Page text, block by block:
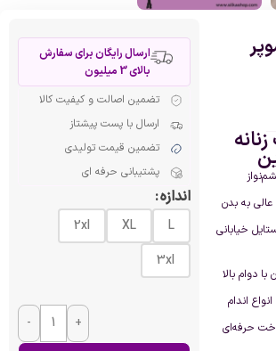
به بدن
خیابانی
دوام بالا
اندام
حرفه‌ای
ارسال رایگان برای سفارش
بالای 3 میلیون
تضمین اصالت و کیفیت کالا
ارسال با پست پیشتاز
تضمین قیمت تولیدی
پشتیبانی حرفه ای
اندازه
L
XL
2xl
3xl
- +